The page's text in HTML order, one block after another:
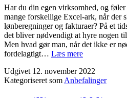
Har du din egen virksomhed, og
mange forskellige Excel-ark, når der
lønberegninger og fakturaer? På et
det bliver nødvendigt at hyre nogen
Men hvad gør man, når det ikke er
fordelagtigt… Læs mereStår
også
mangler
Udgivet 12. november 2022
Kategoriseret som Anbefalinger